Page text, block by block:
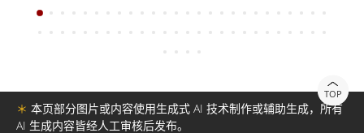
TOP
＊ 本页部分图片或内容使用生成式 AI 技术制作或辅助生成，所有
AI 生成内容皆经人工审核后发布。